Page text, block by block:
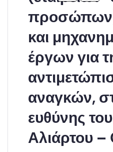
και
έργων για
αναγκών,
ευθύνης
Αλιάρτου